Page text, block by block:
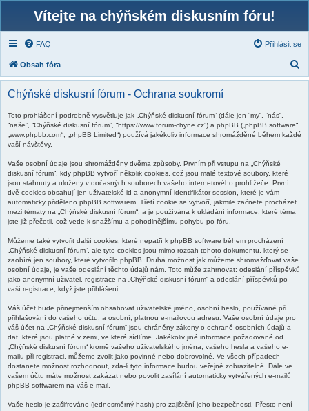
Vítejte na chýňském diskusním fóru!
FAQ Přihlásit se
Obsah fóra
l
Chýňské diskusní fórum - Ochrana soukromí
Toto prohlášení podrobně vysvětluje jak „Chýňské diskusní fórum“ (dále jen “my”, “nás”,
“naše”, “Chýňské diskusní fórum”, “https://www.forum-chyne.cz”) a phpBB („phpBB software“,
„www.phpbb.com“, „phpBB Limited“) používá jakékoliv informace shromážděné během každé
vaší návštěvy.
Vaše osobní údaje jsou shromážděny dvěma způsoby. Prvním při vstupu na „Chýňské
diskusní fórum“, kdy phpBB vytvoří několik cookies, což jsou malé textové soubory, které
jsou stáhnuty a uloženy v dočasných souborech vašeho internetového prohlížeče. První
dvě cookies obsahují jen uživatelské-id a anonymní identifikátor session, které je vám
automaticky přiděleno phpBB softwarem. Třetí cookie se vytvoří, jakmile začnete procházet
mezi tématy na „Chýňské diskusní fórum“, a je používána k ukládání informace, které téma
jste již přečetli, což vede k snažšímu a pohodlnějšímu pohybu po fóru.
Můžeme také vytvořit další cookies, které nepatří k phpBB software během procházení
„Chýňské diskusní fórum“, ale tyto cookies jsou mimo rozsah tohoto dokumentu, který se
zaobírá jen soubory, které vytvořilo phpBB. Druhá možnost jak můžeme shromažďovat vaše
osobní údaje, je vaše odeslání těchto údajů nám. Toto může zahrnovat: odeslání příspěvků
jako anonymní uživatel, registrace na „Chýňské diskusní fórum“ a odeslání příspěvků po
vaší registrace, když jste přihlášeni.
Váš účet bude přinejmenším obsahovat uživatelské jméno, osobní heslo, používané při
přihlašování do vašeho účtu, a osobní, platnou e-mailovou adresu. Vaše osobní údaje pro
váš účet na „Chýňské diskusní fórum“ jsou chráněny zákony o ochraně osobních údajů a
dat, které jsou platné v zemi, ve které sídlíme. Jakékoliv jiné informace požadované od
„Chýňské diskusní fórum“ kromě vašeho uživatelského jména, vašeho hesla a vašeho e-
mailu při registraci, můžeme zvolit jako povinné nebo dobrovolné. Ve všech případech
dostanete možnost rozhodnout, zda-li tyto informace budou veřejně zobrazitelné. Dále ve
vašem účtu máte možnost zakázat nebo povolit zasílání automaticky vytvářených e-mailů
phpBB softwarem na váš e-mail.
Vaše heslo je zašifrováno (jednosměrný hash) pro zajištění jeho bezpečnosti. Přesto není